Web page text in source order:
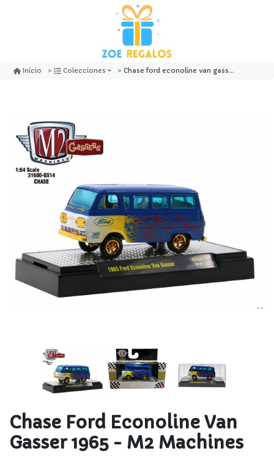
Inicio Colecciones Chase ford econoline van gasser 1965 - m2 machines
Chase Ford Econoline Van
Gasser 1965 - M2 Machines